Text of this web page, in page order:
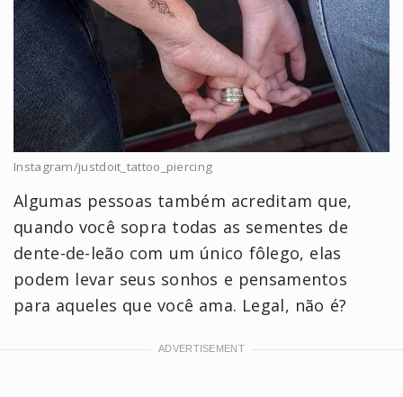
Instagram/justdoit_tattoo_piercing
Algumas pessoas também acreditam que,
quando você sopra todas as sementes de
dente-de-leão com um único fôlego, elas
podem levar seus sonhos e pensamentos
para aqueles que você ama. Legal, não é?